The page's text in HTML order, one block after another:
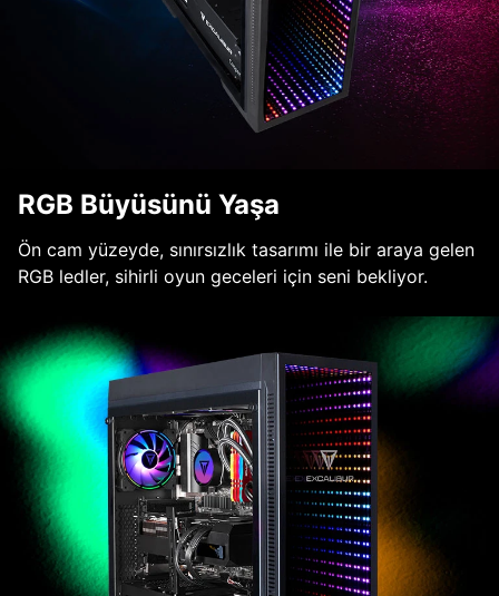
RGB Büyüsünü Yaşa
Ön cam yüzeyde, sınırsızlık tasarımı ile bir araya gelen
RGB ledler, sihirli oyun geceleri için seni bekliyor.